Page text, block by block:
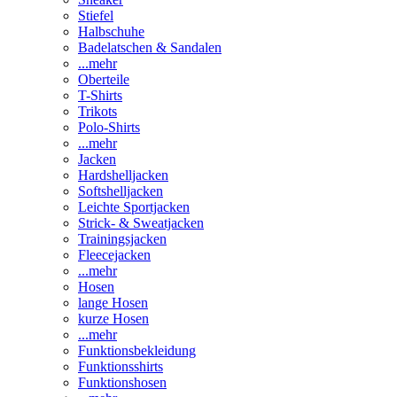
Stiefel
Halbschuhe
Badelatschen & Sandalen
...mehr
Oberteile
T-Shirts
Trikots
Polo-Shirts
...mehr
Jacken
Hardshelljacken
Softshelljacken
Leichte Sportjacken
Strick- & Sweatjacken
Trainingsjacken
Fleecejacken
...mehr
Hosen
lange Hosen
kurze Hosen
...mehr
Funktionsbekleidung
Funktionsshirts
Funktionshosen